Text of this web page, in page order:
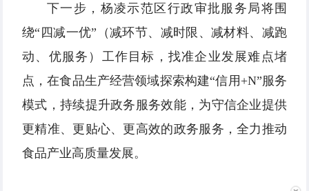
下一步，杨凌示范区行政审批服务局将围
绕“四减一优”（减环节、减时限、减材料、减跑
动、优服务）工作目标，找准企业发展难点堵
点，在食品生产经营领域探索构建“信用+N”服务
模式，持续提升政务服务效能，为守信企业提供
更精准、更贴心、更高效的政务服务，全力推动
食品产业高质量发展。